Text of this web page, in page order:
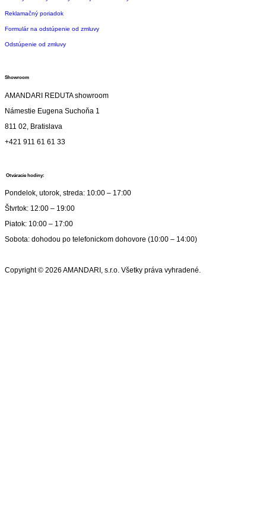
Reklamačný poriadok
Formulár na odstúpenie od zmluvy
Odstúpenie od zmluvy
Showroom
AMANDARI REDUTA showroom
Námestie Eugena Suchoňa 1
811 02, Bratislava
+421 911 61 61 33
Otváracie hodiny:
Pondelok, utorok, streda: 10:00 – 17:00
Štvrtok: 12:00 – 19:00
Piatok: 10:00 – 17:00
Sobota: dohodou po telefonickom dohovore (10:00 – 14:00)
Copyright © 2026 AMANDARI, s.r.o. Všetky práva vyhradené.